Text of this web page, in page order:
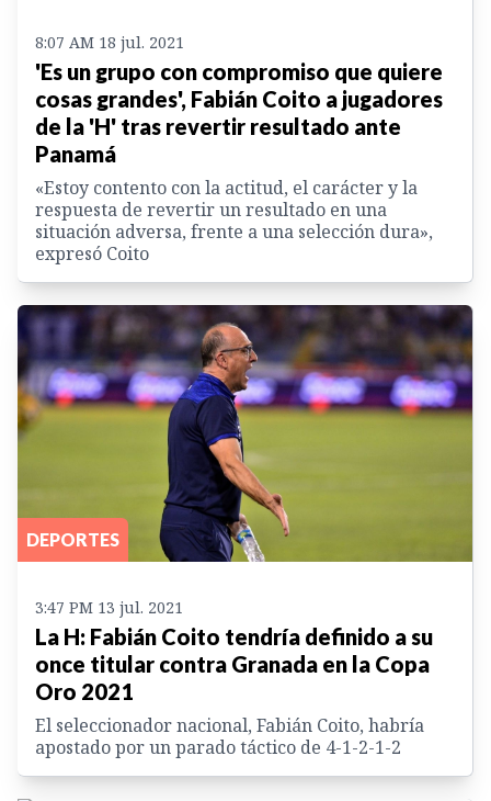
8:07 AM 18 jul. 2021
'Es un grupo con compromiso que quiere
cosas grandes', Fabián Coito a jugadores
de la 'H' tras revertir resultado ante
Panamá
«Estoy contento con la actitud, el carácter y la
respuesta de revertir un resultado en una
situación adversa, frente a una selección dura»,
expresó Coito
DEPORTES
3:47 PM 13 jul. 2021
La H: Fabián Coito tendría definido a su
once titular contra Granada en la Copa
Oro 2021
El seleccionador nacional, Fabián Coito, habría
apostado por un parado táctico de 4-1-2-1-2